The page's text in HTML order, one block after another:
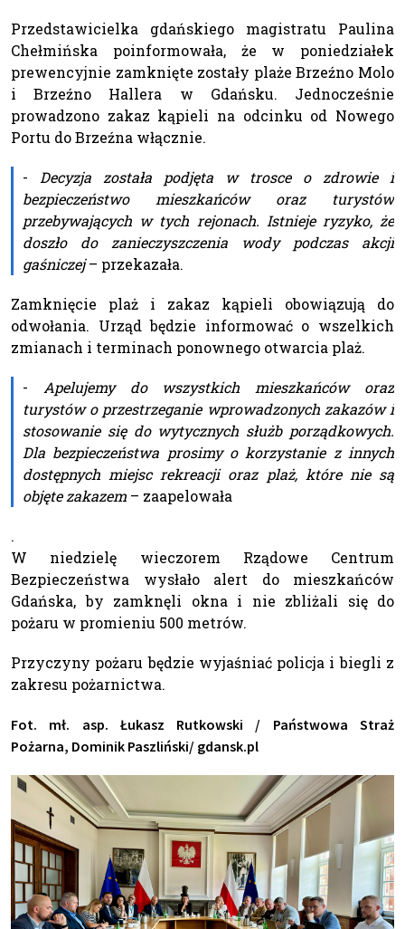
Przedstawicielka gdańskiego magistratu Paulina
Chełmińska poinformowała, że w poniedziałek
prewencyjnie zamknięte zostały plaże Brzeźno Molo
i Brzeźno Hallera w Gdańsku. Jednocześnie
prowadzono zakaz kąpieli na odcinku od Nowego
Portu do Brzeźna włącznie.
- Decyzja została podjęta w trosce o zdrowie i
bezpieczeństwo mieszkańców oraz turystów
przebywających w tych rejonach. Istnieje ryzyko, że
doszło do zanieczyszczenia wody podczas akcji
gaśniczej– przekazała.
Zamknięcie plaż i zakaz kąpieli obowiązują do
odwołania. Urząd będzie informować o wszelkich
zmianach i terminach ponownego otwarcia plaż.
- Apelujemy do wszystkich mieszkańców oraz
turystów o przestrzeganie wprowadzonych zakazów i
stosowanie się do wytycznych służb porządkowych.
Dla bezpieczeństwa prosimy o korzystanie z innych
dostępnych miejsc rekreacji oraz plaż, które nie są
objęte zakazem – zaapelowała
.
W niedzielę wieczorem Rządowe Centrum
Bezpieczeństwa wysłało alert do mieszkańców
Gdańska, by zamknęli okna i nie zbliżali się do
pożaru w promieniu 500 metrów.
Przyczyny pożaru będzie wyjaśniać policja i biegli z
zakresu pożarnictwa.
Fot. mł. asp. Łukasz Rutkowski / Państwowa Straż
Pożarna, Dominik Paszliński/ gdansk.pl